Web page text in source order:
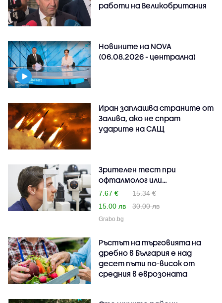
работи на Великобритания
Новините на NOVA
(06.08.2026 - централна)
Иран заплашва страните от
Залива, ако не спрат
ударите на САЩ
Зрителен тест при
офталмолог или
оптометрист
7.67 €
15.34 €
15.00 лв
30.00 лв
Grabo.bg
Ръстът на търговията на
дребно в България е над
десет пъти по-висок от
средния в еврозоната